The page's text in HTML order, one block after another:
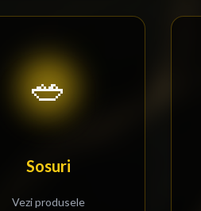
🥗
Sosuri
Vezi produsele